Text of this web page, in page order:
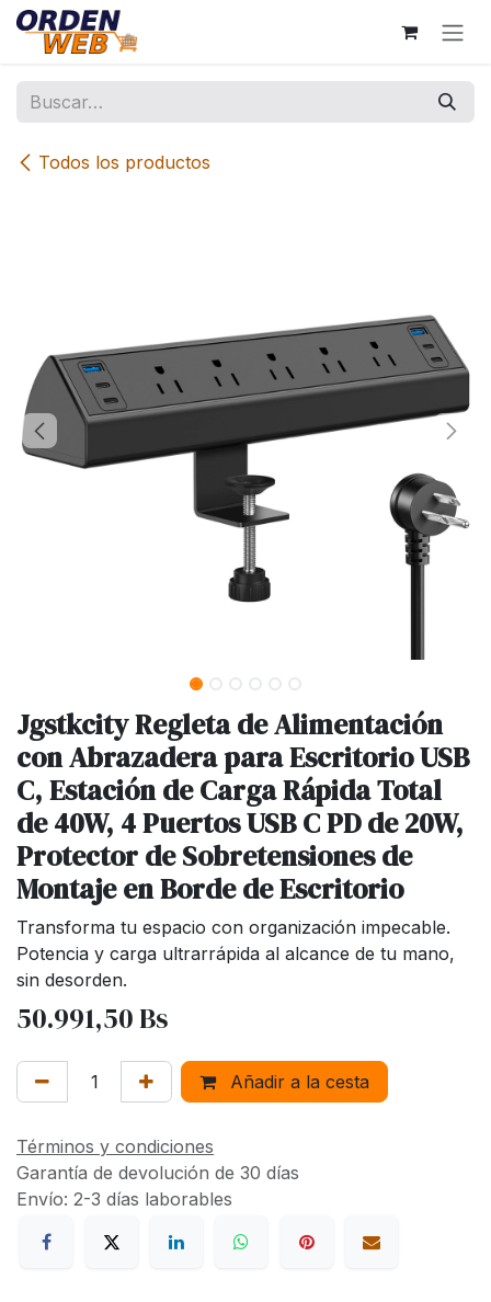
Ir al contenido
Todos los productos
Jgstkcity Regleta de Alimentación
con Abrazadera para Escritorio USB
C, Estación de Carga Rápida Total
de 40W, 4 Puertos USB C PD de 20W,
Protector de Sobretensiones de
Montaje en Borde de Escritorio
Transforma tu espacio con organización impecable.
Potencia y carga ultrarrápida al alcance de tu mano,
sin desorden.
50.991,50Bs
Añadir a la cesta
Términos y condiciones
Garantía de devolución de 30 días
Envío: 2-3 días laborables